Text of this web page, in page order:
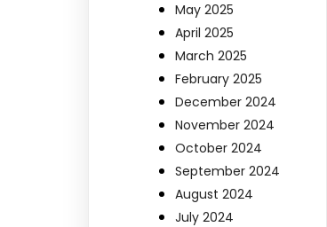
May 2025
April 2025
March 2025
February 2025
December 2024
November 2024
October 2024
September 2024
August 2024
July 2024